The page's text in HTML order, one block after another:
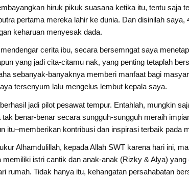
hiruk pikuk suasana ketika itu, tentu saja
pertama mereka lahir ke dunia. Dan disinilah
keharuan menyesak dada.
cerita ibu, secara bersemngat saya
yang jadi cita-citamu nak, yang penting tetaplah
sebanyak-banyaknya memberi manfaat bagi
tersenyum lalu mengelus lembut kepala saya.
jadi pilot pesawat tempur. Entahlah, mungkin
tak benar-benar secara sungguh-sungguh meraih
itu–memberikan kontribusi dan inspirasi terbaik pada
Alhamdulillah, kepada Allah SWT karena hari ini,
memiliki istri cantik dan anak-anak (Rizky & Alya)
rumah. Tidak hanya itu, kehangatan persahabatan